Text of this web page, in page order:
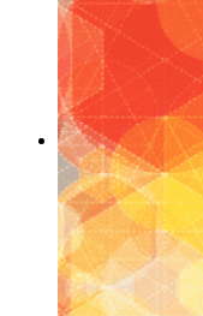
obludárium
video
pracovné
DeTePe [dtp]
ZÁKAZKY
FREE
NÁVODY
základy DTP
pre klientov
pdf, ps,
fonty, písmo,
farby a color
indesign
photoshop